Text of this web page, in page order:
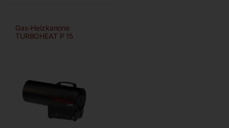
Gas-Heizkanone
TURBOHEAT P 15